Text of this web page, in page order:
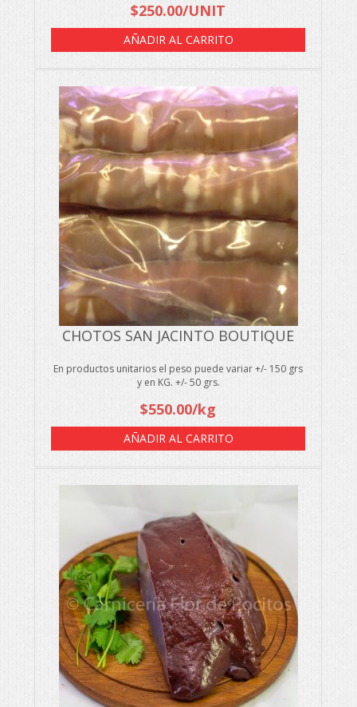
$250.00/UNIT
AÑADIR AL CARRITO
CHOTOS SAN JACINTO BOUTIQUE
En productos unitarios el peso puede variar +/- 150 grs
y en KG. +/- 50 grs.
$550.00/kg
AÑADIR AL CARRITO